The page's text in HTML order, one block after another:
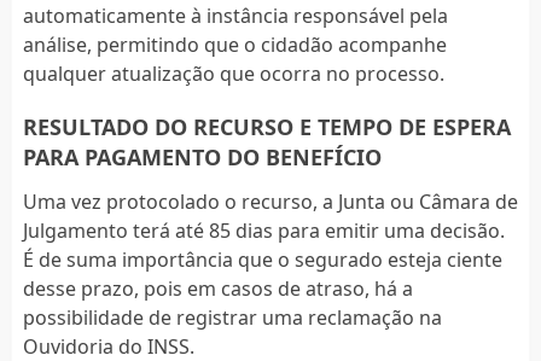
automaticamente à instância responsável pela
análise, permitindo que o cidadão acompanhe
qualquer atualização que ocorra no processo.
RESULTADO DO RECURSO E TEMPO DE ESPERA
PARA PAGAMENTO DO BENEFÍCIO
Uma vez protocolado o recurso, a Junta ou Câmara de
Julgamento terá até 85 dias para emitir uma decisão.
É de suma importância que o segurado esteja ciente
desse prazo, pois em casos de atraso, há a
possibilidade de registrar uma reclamação na
Ouvidoria do INSS.